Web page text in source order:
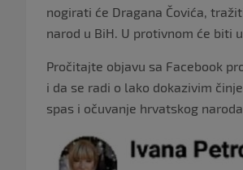
nogirati će Dragana Čovića,
narod u BiH. U protivnom će biti
Pročitajte objavu sa Facebook
i da se radi o lako dokazivim
spas i očuvanje hrvatskog